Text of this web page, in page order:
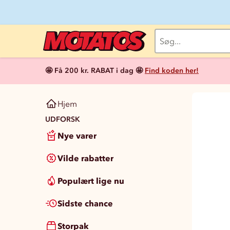
🤩 Få 200 kr. RABAT i dag 🤩 Find koden her!
Hjem
UDFORSK
Nye varer
Vilde rabatter
Populært lige nu
Sidste chance
Storpak